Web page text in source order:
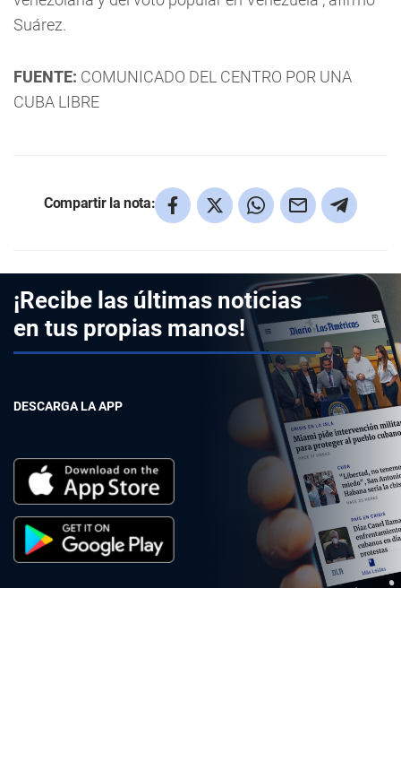
Suárez.
FUENTE: COMUNICADO DEL CENTRO POR UNA
CUBA LIBRE
Compartir la nota:
¡Recibe las últimas noticias
en tus propias manos!
DESCARGA LA APP